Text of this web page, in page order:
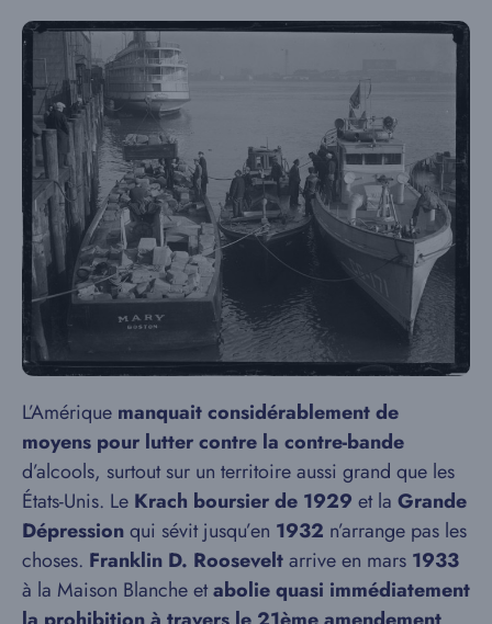
L’Amérique manquait considérablement de
moyens pour lutter contre la contre-bande
d’alcools, surtout sur un territoire aussi grand que les
États-Unis. Le Krach boursier de 1929 et la Grande
Dépressionqui sévit jusqu’en 1932 n’arrange pas les
choses. Franklin D. Rooseveltarrive en mars 1933
à la Maison Blanche etabolie quasi immédiatement